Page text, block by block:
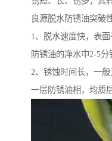
良源脱水防锈油突破
1、脱水速度快，表
防锈油的净水中2-5分
2、锈蚀时间长，一
一层防锈油相，均质